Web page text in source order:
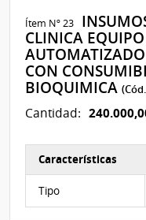
Ítem Nº 23
CLINICA
CON
BIOQUIMICA
Cantidad:
Características
Tipo